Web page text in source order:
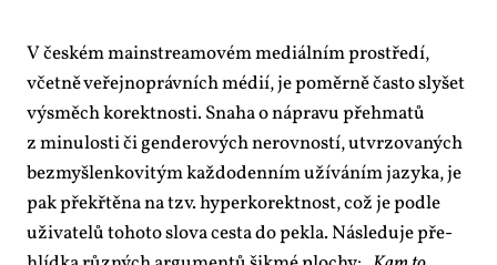
V čes­kém ma­in­stre­a­mo­vém me­di­ál­ním pro­stře­dí,
včet­ně ve­řej­no­práv­ních mé­dií, je po­měr­ně čas­to sly­šet
vý­směch ko­rekt­nos­ti. Sna­ha o ná­pra­vu pře­hma­tů
z mi­nu­los­ti či gen­de­ro­vých ne­rov­nos­tí, utvr­zo­va­ných
bez­myš­len­ko­vi­tým kaž­do­den­ním uží­vá­ním ja­zy­ka, je
pak pře­křtě­na na tzv. hy­per­ko­rekt­nost, což je pod­le
uži­va­te­lů to­ho­to slo­va ces­ta do pek­la. Ná­sle­du­je pře­